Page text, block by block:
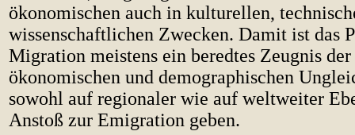
ökonomischen auch in kulturellen,
wissenschaftlichen Zwecken. Damit ist das
Migration meistens ein beredtes Zeugnis
ökonomischen und demographischen
sowohl auf regionaler wie auf weltweiter
Anstoß zur Emigration geben.